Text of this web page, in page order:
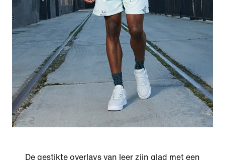
De gestikte overlays van leer zijn glad met een